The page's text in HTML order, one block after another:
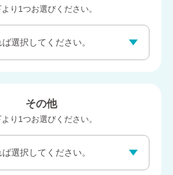
より1つお選びください。
その他
より1つお選びください。